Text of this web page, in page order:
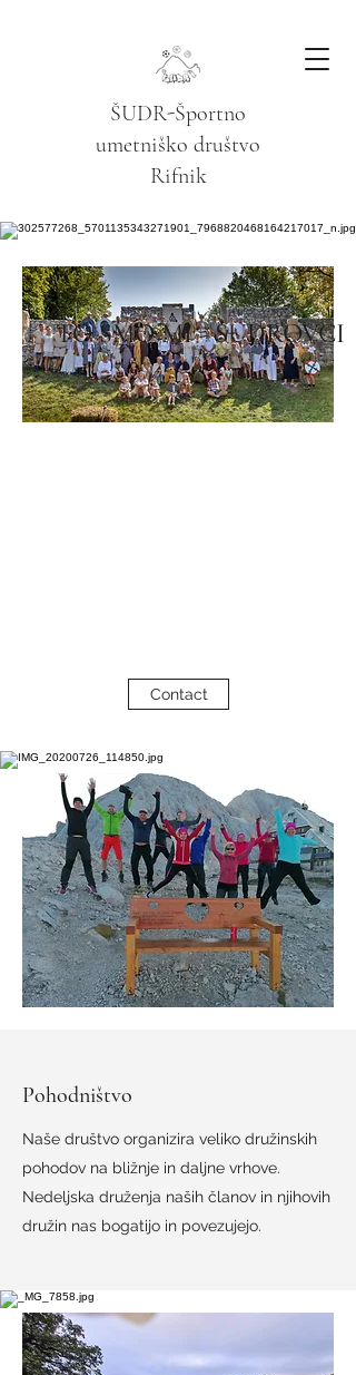
ŠUDR-Športno
umetniško društvo
Rifnik
TO SMO MI - ŠUDROVCI
Contact
Pohodništvo
Naše društvo organizira veliko družinskih
pohodov na bližnje in daljne vrhove.
Nedeljska druženja naših članov in njihovih
družin nas bogatijo in povezujejo.